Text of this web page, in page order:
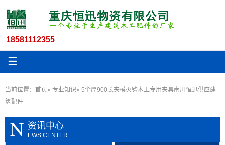
18581112355
☰
当前位置： 首页» 专业知识» 5个厚900长夹模火钩木工专用夹具南川恒迅供应建
筑配件
N 资讯中心
EWS CENTER